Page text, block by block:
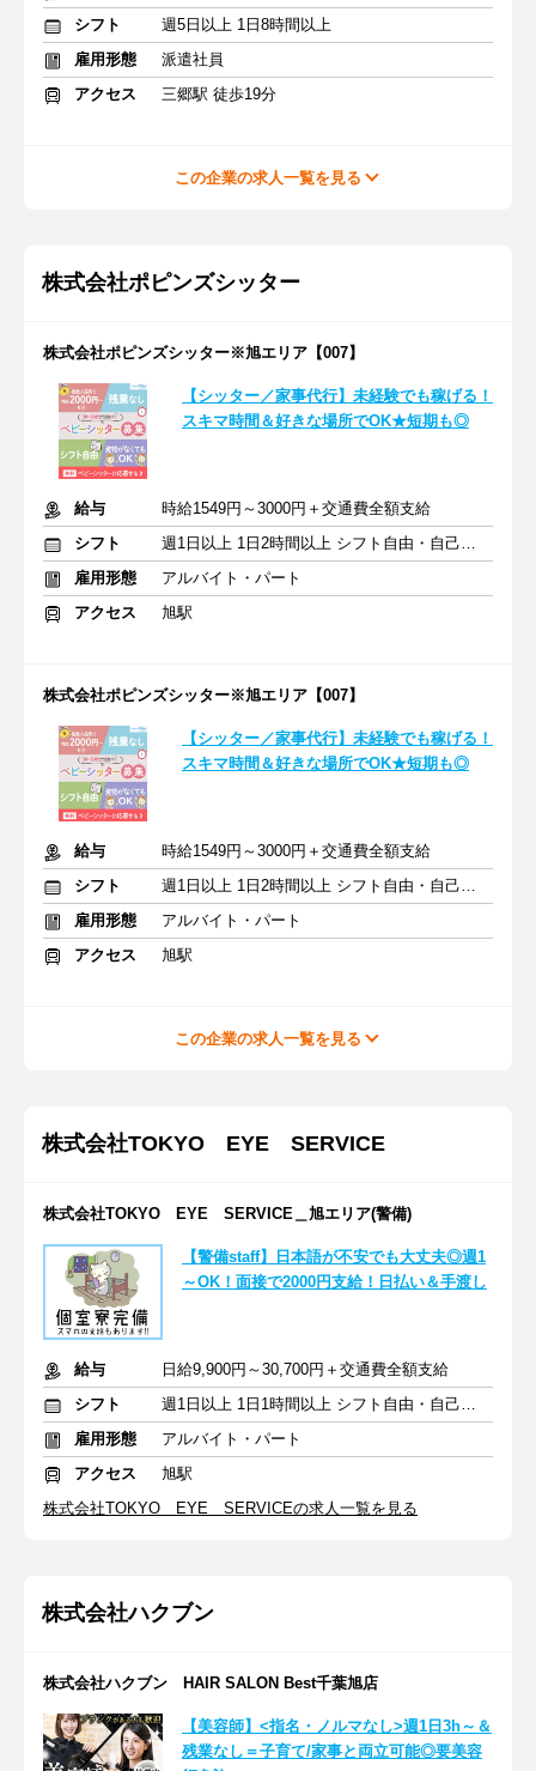
シフト
週5日以上 1日8時間以上
雇用形態
派遣社員
アクセス
三郷駅 徒歩19分
この企業の求人一覧を見る
株式会社ポピンズシッター
株式会社ポピンズシッター※旭エリア【007】
【シッター／家事代行】未経験でも稼げる！
スキマ時間＆好きな場所でOK★短期も◎
給与
時給1549円～3000円＋交通費全額支給
シフト
週1日以上 1日2時間以上 シフト自由・自己申告
雇用形態
アルバイト・パート
アクセス
旭駅
株式会社ポピンズシッター※旭エリア【007】
【シッター／家事代行】未経験でも稼げる！
スキマ時間＆好きな場所でOK★短期も◎
給与
時給1549円～3000円＋交通費全額支給
シフト
週1日以上 1日2時間以上 シフト自由・自己申告
雇用形態
アルバイト・パート
アクセス
旭駅
この企業の求人一覧を見る
株式会社TOKYO EYE SERVICE
株式会社TOKYO EYE SERVICE＿旭エリア(警備)
【警備staff】日本語が不安でも大丈夫◎週1
～OK！面接で2000円支給！日払い＆手渡し
給与
日給9,900円～30,700円＋交通費全額支給
シフト
週1日以上 1日1時間以上 シフト自由・自己申告
雇用形態
アルバイト・パート
アクセス
旭駅
株式会社TOKYO EYE SERVICEの求人一覧を見る
株式会社ハクブン
株式会社ハクブン HAIR SALON Best千葉旭店
【美容師】<指名・ノルマなし>週1日3h～＆
残業なし＝子育て/家事と両立可能◎要美容